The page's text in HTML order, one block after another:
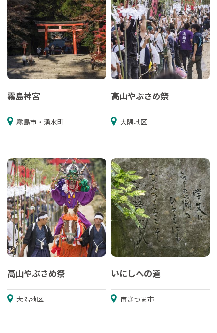
霧島神宮
霧島市・湧水町
高山やぶさめ祭
大隅地区
高山やぶさめ祭
大隅地区
いにしへの道
南さつま市